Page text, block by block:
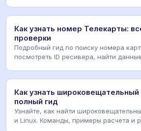
Как узнать номер Телекарты:
проверки
Подробный гид по поиску номера
посмотреть ID ресивера, найти
Как узнать
полный гид
Узнайте, как найти
и Linux. Команды, примеры расчета и